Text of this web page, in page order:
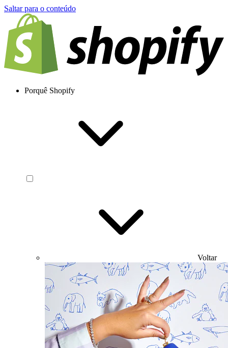
Saltar para o conteúdo
Porquê Shopify
Voltar